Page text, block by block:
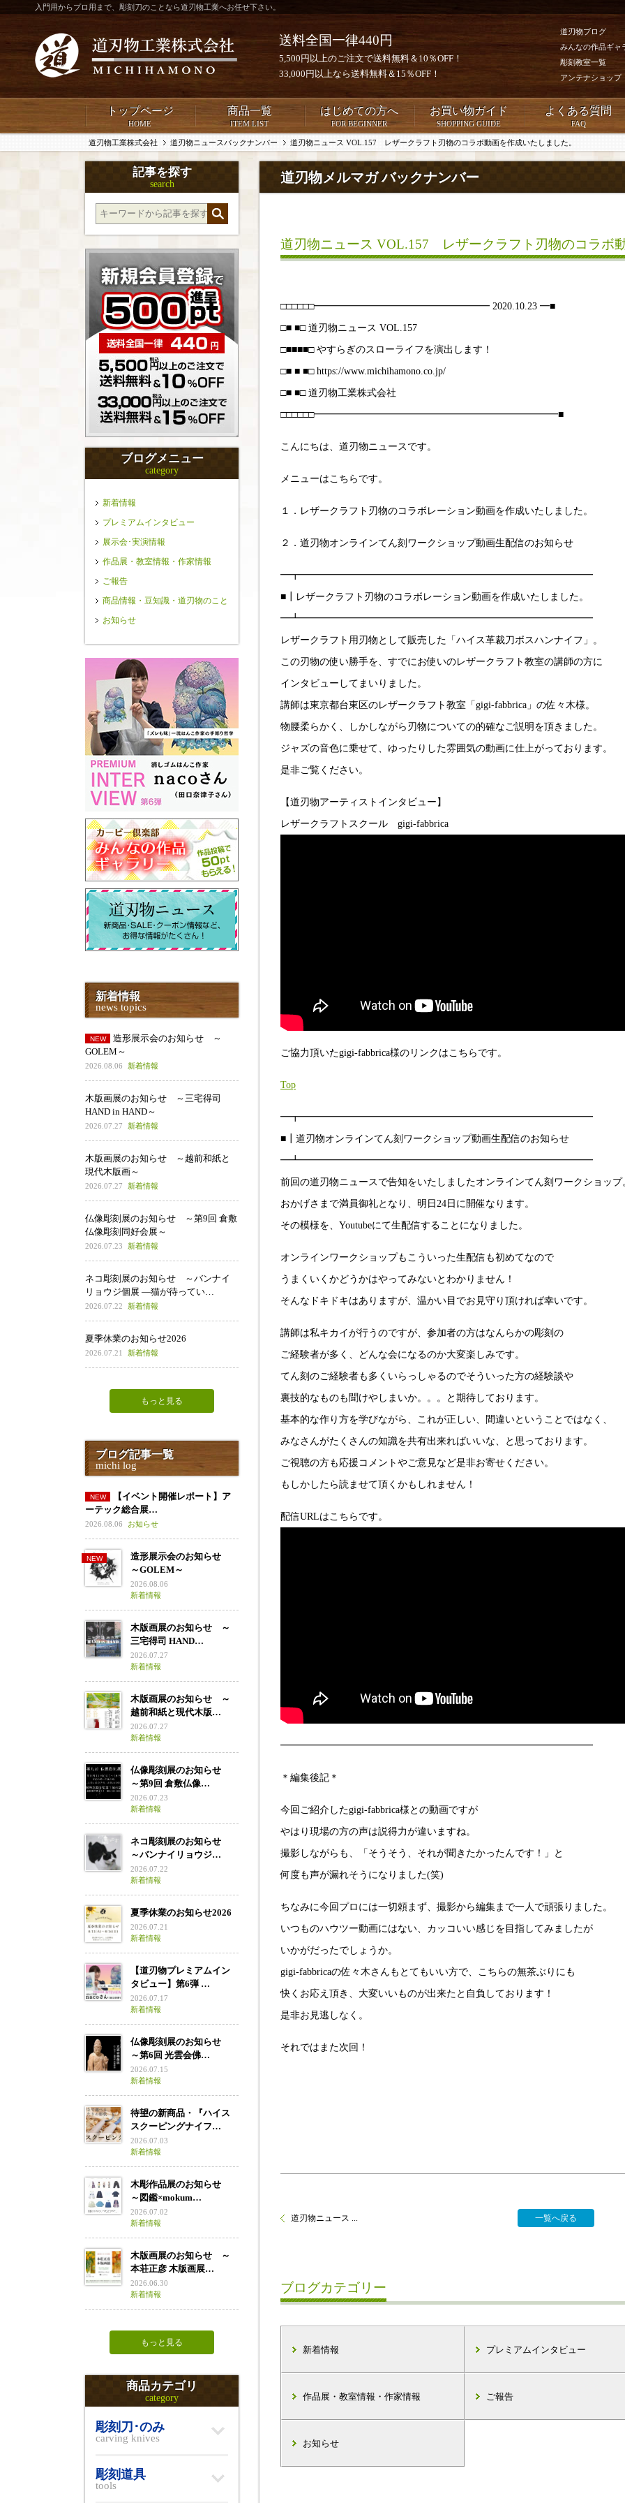
入門用からプロ用まで、彫刻刀のことなら道刃物工業へお任せ下さい。
送料全国一律440円
5,500円以上のご注文で送料無料＆10％OFF！
33,000円以上なら送料無料＆15％OFF！
道刃物ブログ
みんなの作品ギャ
彫刻教室一覧
アンテナショップ
トップページ
HOME
商品一覧
ITEM LIST
はじめての方へ
FOR BEGINNER
お買い物ガイド
SHOPPING GUIDE
よくある質問
FAQ
道刃物工業株式会社 道刃物ニュースバックナンバー 道刃物ニュース VOL.157 レザークラフト刃物のコラボ動画を作成いたしました。
道刃物メルマガ バックナンバー
道刃物ニュース VOL.157 レザークラフト刃物のコラボ
□□□□□□━━━━━━━━━━━━━━━━━━ 2020.10.23 ━■
□■ ■□ 道刃物ニュース VOL.157
□■■■■□ やすらぎのスローライフを演出します！
□■ ■ ■□ https://www.michihamono.co.jp/
□■ ■□ 道刃物工業株式会社
□□□□□□━━━━━━━━━━━━━━━━━━━━━━━━━■
こんにちは、道刃物ニュースです。
メニューはこちらです。
１．レザークラフト刃物のコラボレーション動画を作成いたしました。
２．道刃物オンラインてん刻ワークショップ動画生配信のお知らせ
━┳━━━━━━━━━━━━━━━━━━━━━━━━━━━━━━
■┃レザークラフト刃物のコラボレーション動画を作成いたしました。
━┻━━━━━━━━━━━━━━━━━━━━━━━━━━━━━━
レザークラフト用刃物として販売した「ハイス革裁刀ボスハンナイフ」。
この刃物の使い勝手を、すでにお使いのレザークラフト教室の講師の方に
インタビューしてまいりました。
講師は東京都台東区のレザークラフト教室「gigi-fabbrica」の佐々木様。
物腰柔らかく、しかしながら刃物についての的確なご説明を頂きました。
ジャズの音色に乗せて、ゆったりした雰囲気の動画に仕上がっております。
是非ご覧ください。
【道刃物アーティストインタビュー】
レザークラフトスクール gigi-fabbrica
ご協力頂いたgigi-fabbrica様のリンクはこちらです。
Top
━┳━━━━━━━━━━━━━━━━━━━━━━━━━━━━━━
■┃道刃物オンラインてん刻ワークショップ動画生配信のお知らせ
━┻━━━━━━━━━━━━━━━━━━━━━━━━━━━━━━
前回の道刃物ニュースで告知をいたしましたオンラインてん刻ワークショップ
おかげさまで満員御礼となり、明日24日に開催なります。
その模様を、Youtubeにて生配信することになりました。
オンラインワークショップもこういった生配信も初めてなので
うまくいくかどうかはやってみないとわかりません！
そんなドキドキはありますが、温かい目でお見守り頂ければ幸いです。
講師は私キカイが行うのですが、参加者の方はなんらかの彫刻の
ご経験者が多く、どんな会になるのか大変楽しみです。
てん刻のご経験者も多くいらっしゃるのでそういった方の経験談や
裏技的なものも聞けやしまいか。。。と期待しております。
基本的な作り方を学びながら、これが正しい、間違いということではなく、
みなさんがたくさんの知識を共有出来ればいいな、と思っております。
ご視聴の方も応援コメントやご意見など是非お寄せください。
もしかしたら読ませて頂くかもしれません！
配信URLはこちらです。
━━━━━━━━━━━━━━━━━━━━━━━━━━━━━━━━
＊編集後記＊
今回ご紹介したgigi-fabbrica様との動画ですが
やはり現場の方の声は説得力が違いますね。
撮影しながらも、「そうそう、それが聞きたかったんです！」と
何度も声が漏れそうになりました(笑)
ちなみに今回プロには一切頼まず、撮影から編集まで一人で頑張りました。
いつものハウツー動画にはない、カッコいい感じを目指してみましたが
いかがだったでしょうか。
gigi-fabbricaの佐々木さんもとてもいい方で、こちらの無茶ぶりにも
快くお応え頂き、大変いいものが出来たと自負しております！
是非お見逃しなく。
それではまた次回！
道刃物ニュース ... 一覧へ戻る
ブログカテゴリー
新着情報 プレミアムインタビュー
作品展・教室情報・作家情報 ご報告
お知らせ
記事を探す
search
ブログメニュー
category
新着情報
プレミアムインタビュー
展示会･実演情報
作品展・教室情報・作家情報
ご報告
商品情報・豆知識・道刃物のこと
お知らせ
新着情報
news topics
造形展示会のお知らせ ～
GOLEM～
2026.08.06 新着情報
木版画展のお知らせ ～三宅得司
HAND in HAND～
2026.07.27 新着情報
木版画展のお知らせ ～越前和紙と
現代木版画～
2026.07.27 新着情報
仏像彫刻展のお知らせ ～第9回 倉敷
仏像彫刻同好会展～
2026.07.23 新着情報
ネコ彫刻展のお知らせ ～バンナイ
リョウジ個展 ―猫が待ってい…
2026.07.22 新着情報
夏季休業のお知らせ2026
2026.07.21 新着情報
もっと見る
ブログ記事一覧
michi log
【イベント開催レポート】ア
ーテック総合展…
2026.08.06 お知らせ
造形展示会のお知らせ
～GOLEM～
2026.08.06
新着情報
木版画展のお知らせ ～
三宅得司 HAND…
2026.07.27
新着情報
木版画展のお知らせ ～
越前和紙と現代木版…
2026.07.27
新着情報
仏像彫刻展のお知らせ
～第9回 倉敷仏像…
2026.07.23
新着情報
ネコ彫刻展のお知らせ
～バンナイリョウジ…
2026.07.22
新着情報
夏季休業のお知らせ2026
2026.07.21
新着情報
【道刃物プレミアムイン
タビュー】第6弾 …
2026.07.17
新着情報
仏像彫刻展のお知らせ
～第6回 光雲会佛…
2026.07.15
新着情報
待望の新商品・『ハイス
スクーピングナイフ…
2026.07.03
新着情報
木彫作品展のお知らせ
～図鑑×mokum…
2026.07.02
新着情報
木版画展のお知らせ ～
本荘正彦 木版画展…
2026.06.30
新着情報
もっと見る
商品カテゴリ
category
彫刻刀･のみ
carving knives
彫刻道具
tools